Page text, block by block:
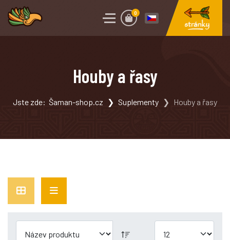
0
Houby a řasy
Jste zde: Šaman-shop.cz Suplementy Houby a řasy